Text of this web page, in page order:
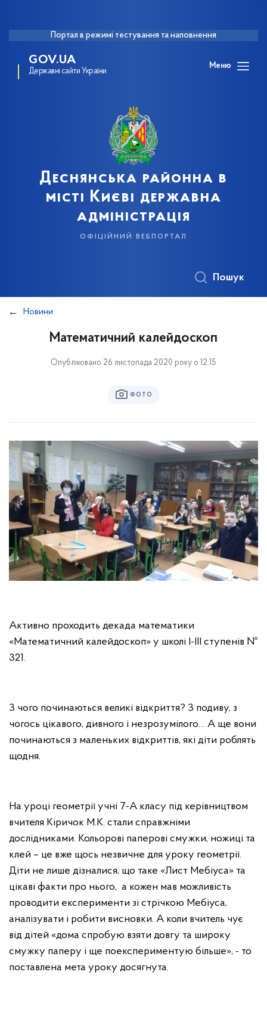
Портал в режимі тестування та наповнення
GOV.UA
Державні сайти України
Меню
Деснянська районна в
місті Києві державна
адміністрація
офіційний вебпортал
Пошук
Новини
Математичний калейдоскоп
Опубліковано 26 листопада 2020 року о 12:15
ФОТО
Активно проходить декада математики
«Математичний калейдоскоп» у школі I-III ступенів №
321.
З чого починаються великі відкриття? З подиву, з
чогось цікавого, дивного і незрозумілого… А ще вони
починаються з маленьких відкриттів, які діти роблять
щодня.
На уроці геометрії учні 7-А класу під керівництвом
вчителя Кіричок М.К. стали справжніми
дослідниками. Кольорові паперові смужки, ножиці та
клей – це вже щось незвичне для уроку геометрії.
Діти не лише дізналися, що таке «Лист Мебіуса» та
цікаві факти про нього, а кожен мав можливість
проводити експерименти зі стрічкою Мебіуса,
аналізувати і робити висновки. А коли вчитель чує
від дітей «дома спробую взяти довгу та широку
смужку паперу і ще поекспериментую більше», - то
поставлена мета уроку досягнута.